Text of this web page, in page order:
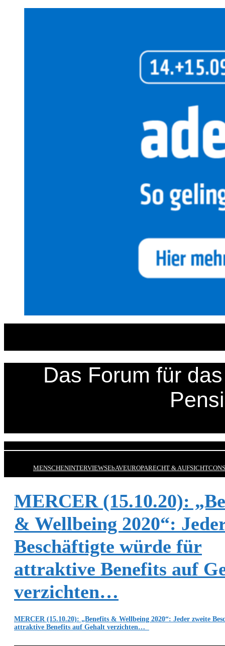
Das Forum für
MENSCHENINTERVIEWSEbAVEUROPARECHT & AUFSICHT
MERCER (15.10.20):
& Wellbeing 2020“:
Beschäftigte würde für
attraktive Benefits auf
verzichten…
MERCER (15.10.20): „Benefits & Wellbeing 2020“: Jeder zweite
attraktive Benefits auf Gehalt verzichten…